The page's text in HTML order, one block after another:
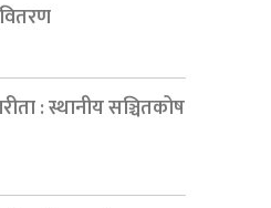
: स्थानीय सञ्चितकोष